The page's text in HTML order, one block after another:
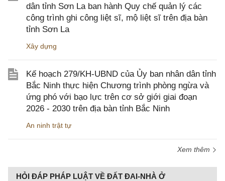
dân tỉnh Sơn La ban hành Quy chế quản lý các
công trình ghi công liệt sĩ, mộ liệt sĩ trên địa bàn
tỉnh Sơn La
Xây dựng
Kế hoạch 279/KH-UBND của Ủy ban nhân dân tỉnh
Bắc Ninh thực hiện Chương trình phòng ngừa và
ứng phó với bạo lực trên cơ sở giới giai đoạn
2026 - 2030 trên địa bàn tỉnh Bắc Ninh
An ninh trật tự
Xem thêm
HỎI ĐÁP PHÁP LUẬT VỀ ĐẤT ĐAI-NHÀ Ở